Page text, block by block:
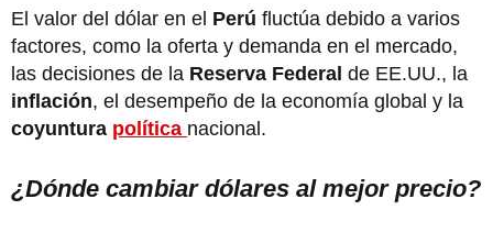
El valor del dólar en el Perú fluctúa debido a varios
factores, como la oferta y demanda en el mercado,
las decisiones de la Reserva Federal de EE.UU., la
inflación, el desempeño de la economía global y la
coyuntura política nacional.
¿Dónde cambiar dólares al mejor precio?